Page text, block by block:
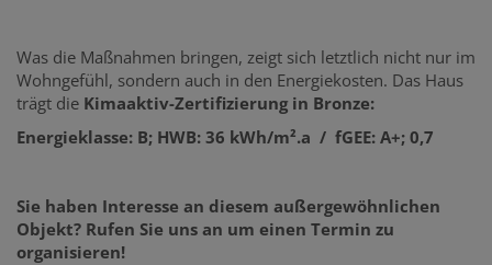
Was die Maßnahmen bringen, zeigt sich letztlich nicht nur im
Wohngefühl, sondern auch in den Energiekosten. Das Haus
trägt die Kimaaktiv-Zertifizierung in Bronze:
Energieklasse: B; HWB: 36 kWh/m².a / fGEE: A+; 0,7
Sie haben Interesse an diesem außergewöhnlichen
Objekt? Rufen Sie uns an um einen Termin zu
organisieren!